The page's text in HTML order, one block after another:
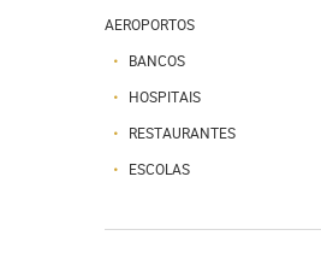
AEROPORTOS
BANCOS
HOSPITAIS
RESTAURANTES
ESCOLAS